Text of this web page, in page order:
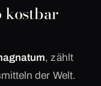
kostbar
, zählt
der Welt.